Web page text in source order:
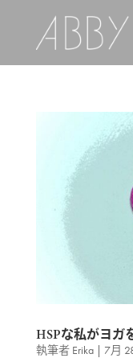
HSPな私がヨガ
執筆者 Erika| 7月